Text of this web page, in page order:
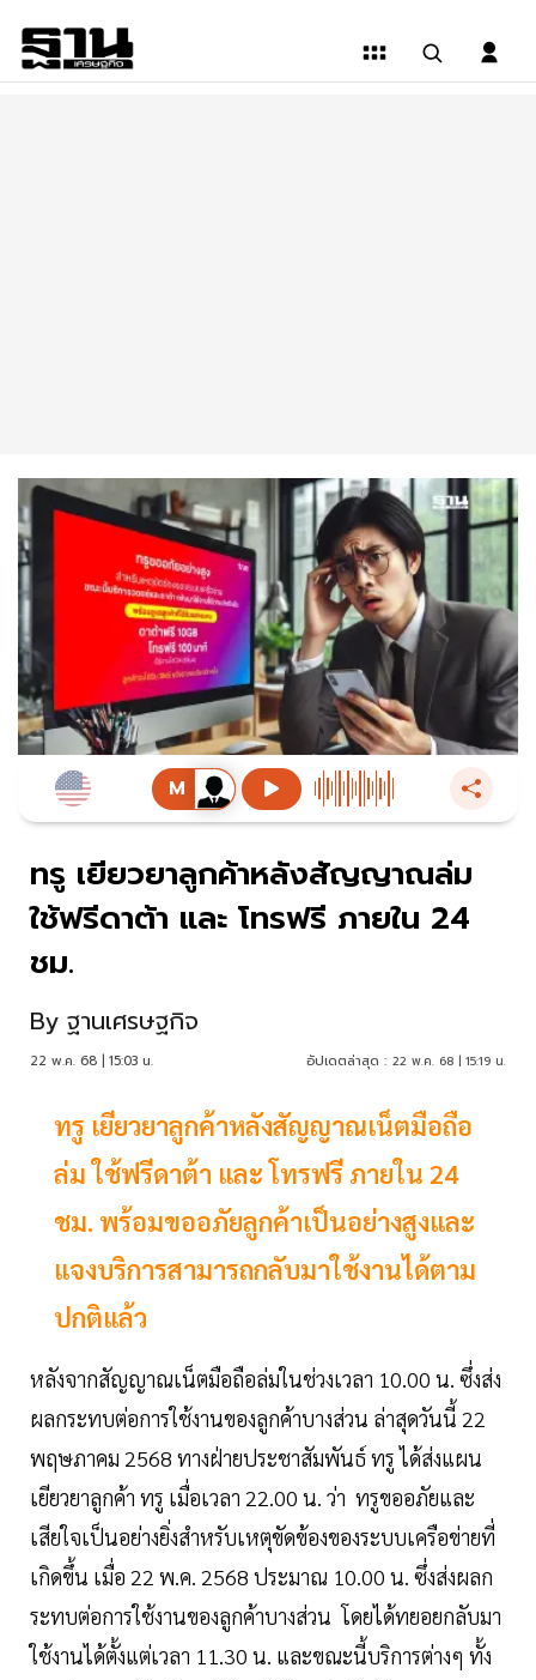
ทรู เยียวยาลูกค้าหลังสัญญาณล่ม
ใช้ฟรีดาต้า และ โทรฟรี ภายใน 24
ชม.
By ฐานเศรษฐกิจ
22 พ.ค. 68 | 15:03 น. อัปเดตล่าสุด : 22 พ.ค. 68 | 15:19 น.
ทรู เยียวยาลูกค้าหลังสัญญาณเน็ตมือถือ
ล่ม ใช้ฟรีดาต้า และ โทรฟรี ภายใน 24
ชม. พร้อมขออภัยลูกค้าเป็นอย่างสูงและ
แจงบริการสามารถกลับมาใช้งานได้ตาม
ปกติแล้ว
หลังจากสัญญาณเน็ตมือถือล่มในช่วงเวลา 10.00 น. ซึ่งส่ง
ผลกระทบต่อการใช้งานของลูกค้าบางส่วน ล่าสุดวันนี้ 22
พฤษภาคม 2568 ทางฝ่ายประชาสัมพันธ์ ทรู ได้ส่งแผน
เยียวยาลูกค้า ทรู เมื่อเวลา 22.00 น. ว่า ทรูขออภัยและ
เสียใจเป็นอย่างยิ่งสำหรับเหตุขัดข้องของระบบเครือข่ายที่
เกิดขึ้น เมื่อ 22 พ.ค. 2568 ประมาณ 10.00 น. ซึ่งส่งผลก
ระทบต่อการใช้งานของลูกค้าบางส่วน โดยได้ทยอยกลับมา
ใช้งานได้ตั้งแต่เวลา 11.30 น. และขณะนี้บริการต่างๆ ทั้ง